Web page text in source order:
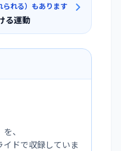
られる）もあります
る運動
を、
ドで収録していま